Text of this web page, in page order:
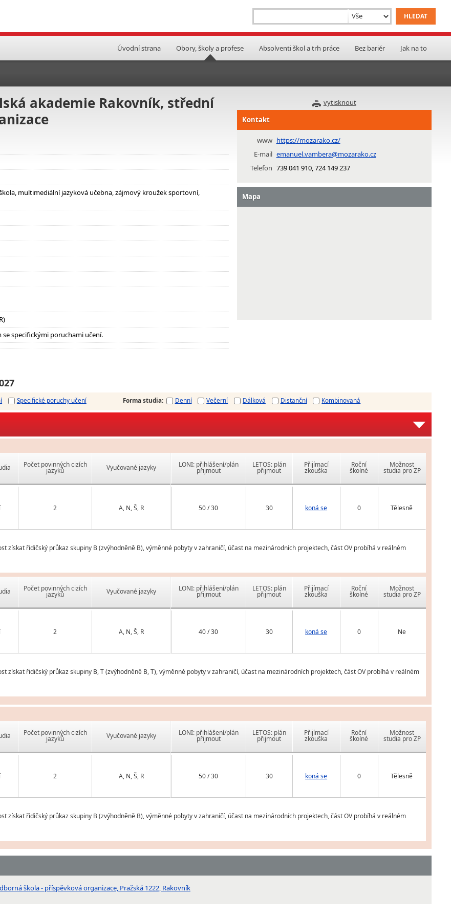
Úvodní strana Obory, školy a profese Absolventi škol a trh práce Bez bariér Jak na to
vytisknout
akademie Rakovník, střední
multimediální jazyková učebna, zájmový kroužek sportovní,
specifickými poruchami učení.
Kontakt
www https://mozarako.cz/
E-mail emanuel.vambera@mozarako.cz
Telefon 739 041 910, 724 149 237
Mapa
Specifické poruchy učení Forma studia: Denní Večerní Dálková Distanční Kombinovaná
Počet povinných cizích
jazyků Vyučované jazyky
2 A, N, Š, R
LONI: přihlášení/plán
přijmout
LETOS: plán
přijmout
Přijímací
zkouška
Roční
školné
Možnost
studia pro ZP
50 / 30 30 koná se 0 Tělesně
získat řidičský průkaz skupiny B (zvýhodněně B), výměnné pobyty v zahraničí, účast na mezinárodních projektech, část OV probíhá v reálném
Počet povinných cizích
jazyků Vyučované jazyky
2 A, N, Š, R
LONI: přihlášení/plán
přijmout
LETOS: plán
přijmout
Přijímací
zkouška
Roční
školné
Možnost
studia pro ZP
40 / 30 30 koná se 0 Ne
získat řidičský průkaz skupiny B, T (zvýhodněně B, T), výměnné pobyty v zahraničí, účast na mezinárodních projektech, část OV probíhá v reálném
Počet povinných cizích
jazyků Vyučované jazyky
2 A, N, Š, R
LONI: přihlášení/plán
přijmout
LETOS: plán
přijmout
Přijímací
zkouška
Roční
školné
Možnost
studia pro ZP
50 / 30 30 koná se 0 Tělesně
získat řidičský průkaz skupiny B (zvýhodněně B), výměnné pobyty v zahraničí, účast na mezinárodních projektech, část OV probíhá v reálném
škola - příspěvková organizace, Pražská 1222, Rakovník